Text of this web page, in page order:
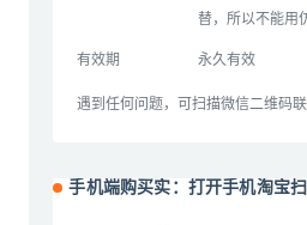
替，所以不能用
有效期 永久有效
遇到任何问题，可扫描微信二维码
手机端购买实：打开手机淘宝